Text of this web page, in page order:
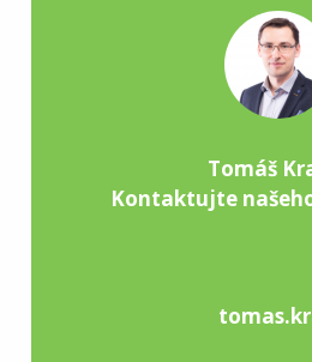
Tomáš
Kontaktujte